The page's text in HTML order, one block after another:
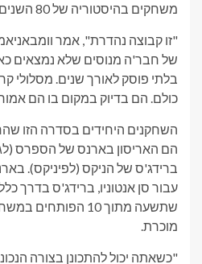
משחקים בהיסטוריה של 80 השנים של ה-NBA.
"זו קבוצה נהדרת", אמר
של חבר'ה מנוסים שלא נמצאים
בלתי פוסק לאורך שנים. מסלולי
כולם. הם בדיוק במקום בו הם
השחקנים היחידים בסדרה הזו
הם האריסון בארנס של הספרס
ברידג'ס של הניקס (לפיניקס).
עבור סן אנטוניו, ברידג'ס בדרך
מוכרת.
"כשאתה יכול להתכונן בצורה